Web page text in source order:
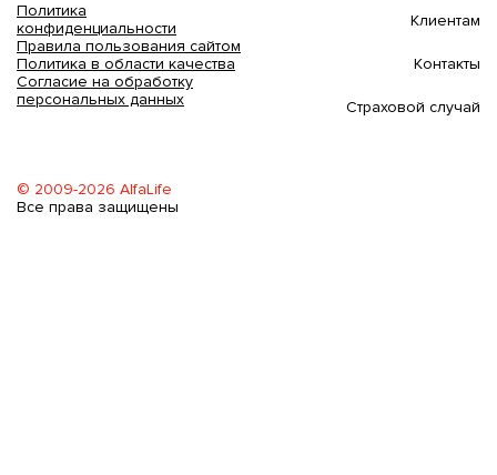
Политика
конфиденциальности
Правила пользования сайтом
Политика в области качества
Согласие на обработку
персональных данных
© 2009-2026 AlfaLife
Все права защищены
Клиентам
Контакты
Страховой случай